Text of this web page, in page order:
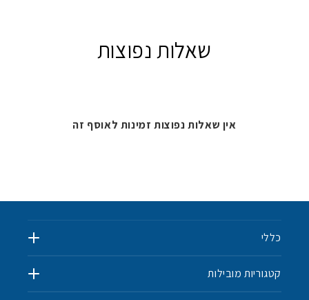
שאלות נפוצות
אין שאלות נפוצות זמינות לאוסף זה
כללי
קטגוריות מובילות